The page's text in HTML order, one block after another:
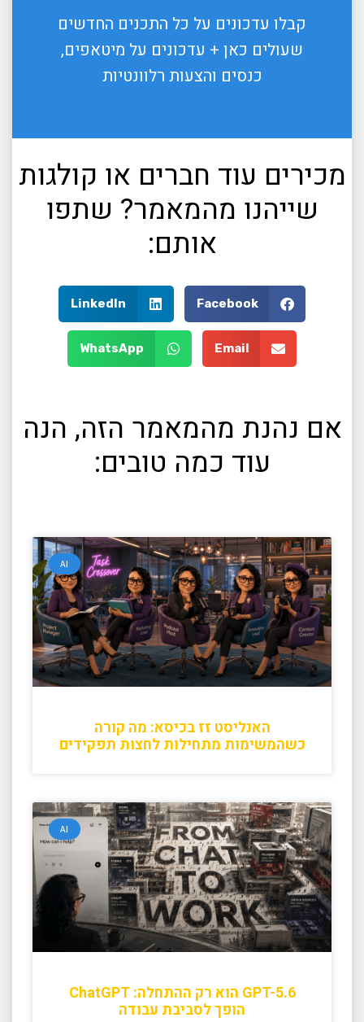
קבלו עדכונים על כל התכנים החדשים
שעולים כאן + עדכונים על מיטאפים,
כנסים והצעות רלוונטיות
מכירים עוד חברים או קולגות
שייהנו מהמאמר? שתפו
אותם:
Facebook
LinkedIn
Email
WhatsApp
אם נהנת מהמאמר הזה, הנה
עוד כמה טובים:
AI
האנליסט זז בכיסא: מה קורה
כשהמשימות מתחילות לחצות תפקידים
AI
GPT-5.6 הוא רק ההתחלה: ChatGPT
הופך לסביבת עבודה